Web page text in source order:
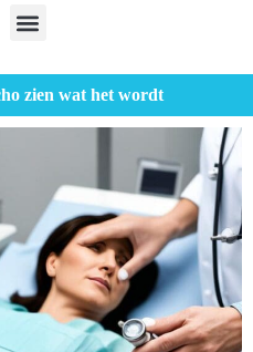
zien wat het wordt